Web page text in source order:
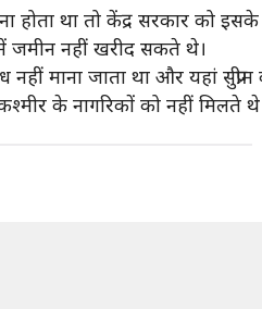
था तो केंद्र सरकार को इसके
जमीन नहीं खरीद सकते थे।
नहीं माना जाता था और यहां
के नागरिकों को नहीं मिलते